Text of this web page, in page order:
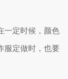
一定时候，颜色
服定做时，也要